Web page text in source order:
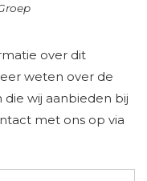
over dit
weten over de
wij aanbieden bij
met ons op via